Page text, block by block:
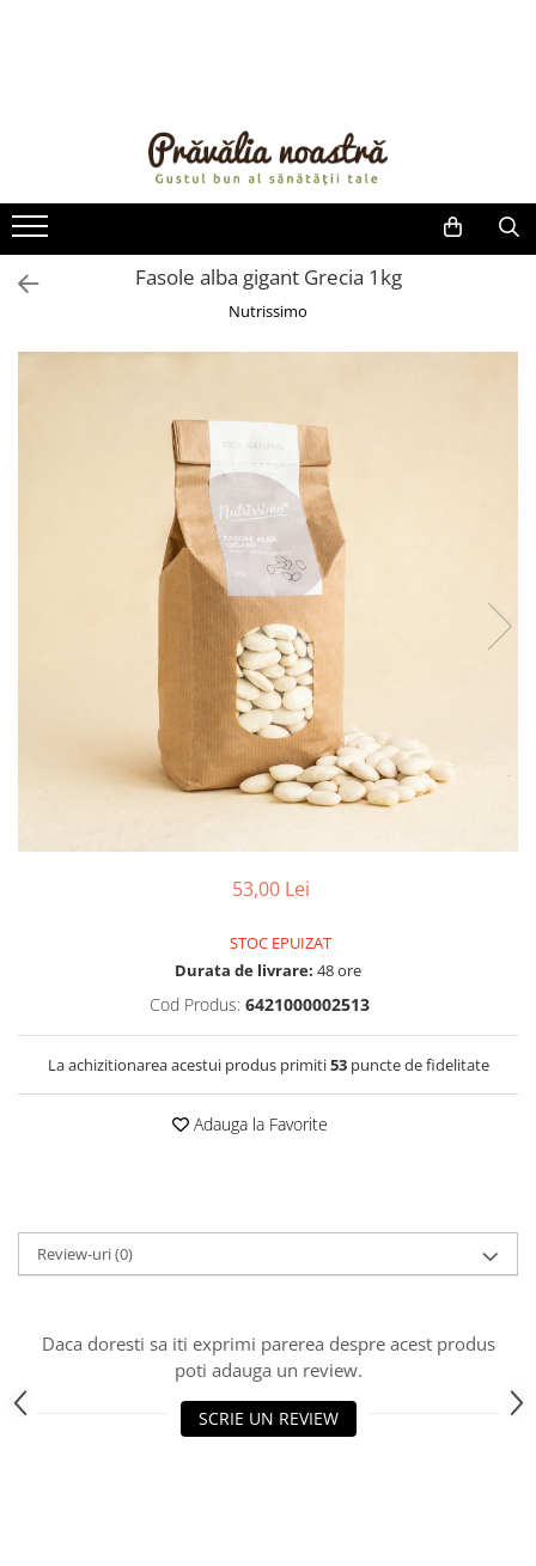
ULEIURI ȘI UNTURI
MĂSLINE
NUCI ȘI SEMINȚE
FRUCTE DESHIDRATATE
FRUCTE LA CONSERVĂ
FĂINĂ FĂRĂ GLUTEN
BĂUTURI / LAPTE VEGETAL
CREME ȘI PASTE TARTINABILE
CIOCOLATĂ ȘI CACAO
HEALTHY SNACKS
Fasole alba gigant Grecia 1kg
Nutrissimo
53,00 Lei
STOC EPUIZAT
Durata de livrare: 48 ore
Cod Produs: 6421000002513
La achizitionarea acestui produs primiti53puncte de fidelitate
Adauga la Favorite
Review-uri(0)
Daca doresti sa iti exprimi parerea despre acest produs
poti adauga un review.
SCRIE UN REVIEW